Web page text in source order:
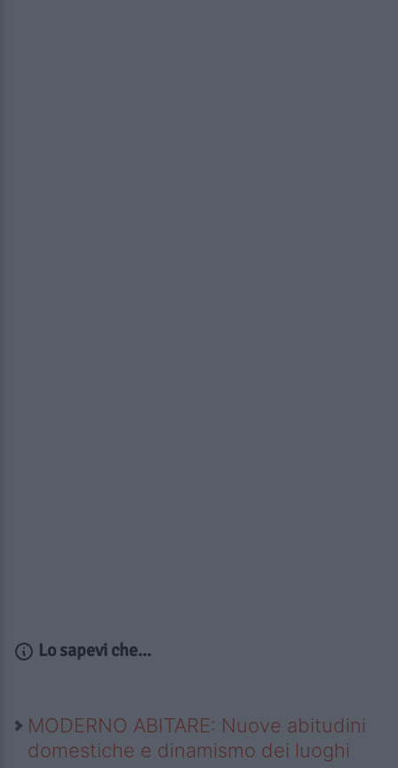
Lo sapevi che...
MODERNO ABITARE: Nuove abitudini
domestiche e dinamismo dei luoghi